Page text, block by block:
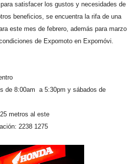
satisfacer los gustos y necesidades de
beneficios, se encuentra la rifa de una
este mes de febrero, además para marzo
de Expomoto en Expomóvi.
de 8:00am a 5:30pm y sábados de
metros al este
2238 1275